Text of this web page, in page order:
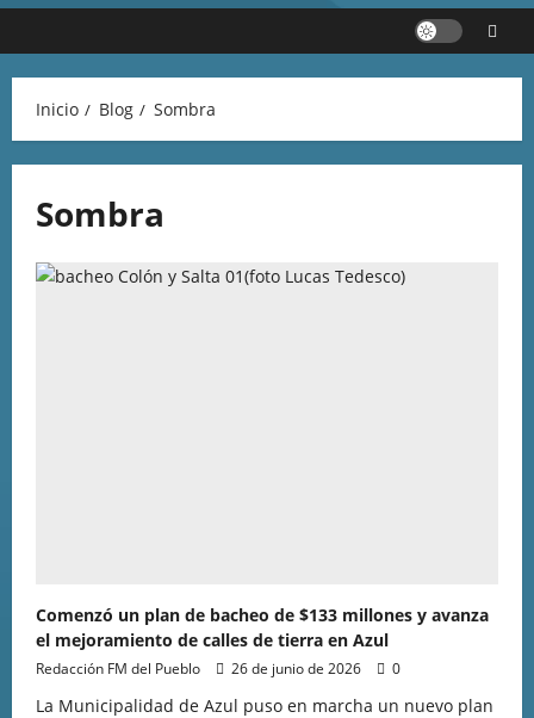
Inicio Blog Sombra
Sombra
Comenzó un plan de bacheo de $133 millones y avanza
el mejoramiento de calles de tierra en Azul
Redacción FM del Pueblo 26 de junio de 2026 0
La Municipalidad de Azul puso en marcha un nuevo plan